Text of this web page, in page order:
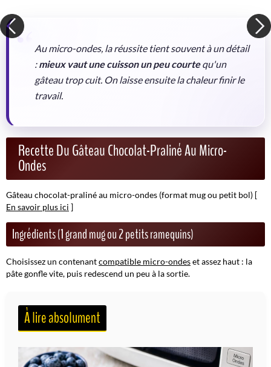
Au micro-ondes, la réussite tient souvent à un détail
: mieux vaut une cuisson un peu courtequ'un
gâteau trop cuit. On laisse ensuite la chaleur finir le
travail.
Recette Du Gâteau Chocolat-Praliné Au Micro-
Ondes
Gâteau chocolat-praliné au micro-ondes (format mug ou petit bol) [
En savoir plus ici ]
Ingrédients (1 grand mug ou 2 petits ramequins)
Choisissez un contenantcompatible micro-ondeset assez haut : la
pâte gonfle vite, puis redescend un peu à la sortie.
À lire absolument